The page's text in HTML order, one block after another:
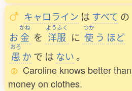
キャロライン は すべて の
お
かね
金 を
ようふく
洋服 に
つか
使 う ほど
おろ
愚 か で は ない。
Caroline knows better
money on clothes.